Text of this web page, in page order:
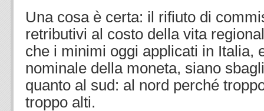
Una cosa è certa: il rifiuto di
retributivi al costo della vita
che i minimi oggi applicati in Italia,
nominale della moneta, siano
quanto al sud: al nord perché
troppo alti.